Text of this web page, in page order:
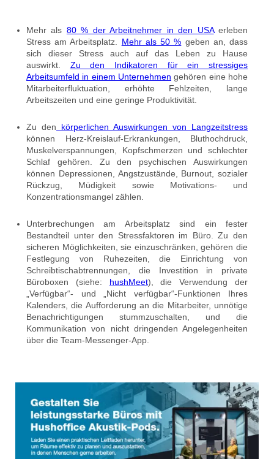
Mehr als 80 % der Arbeitnehmer in den USAerleben
Stress am Arbeitsplatz. Mehr als 50 % geben an, dass
sich dieser Stress auch auf das Leben zu Hause
auswirkt. Zu den Indikatoren für ein stressiges
Arbeitsumfeld in einem Unternehmen gehören eine hohe
Mitarbeiterfluktuation, erhöhte Fehlzeiten, lange
Arbeitszeiten und eine geringe Produktivität.
Zu den körperlichen Auswirkungen von Langzeitstress
können Herz-Kreislauf-Erkrankungen, Bluthochdruck,
Muskelverspannungen, Kopfschmerzen und schlechter
Schlaf gehören. Zu den psychischen Auswirkungen
können Depressionen, Angstzustände, Burnout, sozialer
Rückzug, Müdigkeit sowie Motivations- und
Konzentrationsmangel zählen.
Unterbrechungen am Arbeitsplatz sind ein fester
Bestandteil unter den Stressfaktoren im Büro. Zu den
sicheren Möglichkeiten, sie einzuschränken, gehören die
Festlegung von Ruhezeiten, die Einrichtung von
Schreibtischabtrennungen, die Investition in private
Büroboxen (siehe: hushMeet), die Verwendung der
„Verfügbar“- und „Nicht verfügbar“-Funktionen Ihres
Kalenders, die Aufforderung an die Mitarbeiter, unnötige
Benachrichtigungen stummzuschalten, und die
Kommunikation von nicht dringenden Angelegenheiten
über die Team-Messenger-App.